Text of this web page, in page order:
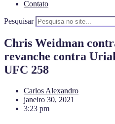
Contato
Pesquisar
Chris Weidman
revanche contra
UFC 258
Carlos Alexandro
janeiro 30, 2021
3:23 pm